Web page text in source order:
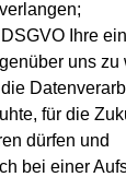
Ihre
uns zu
für die
dürfen und
bei einer